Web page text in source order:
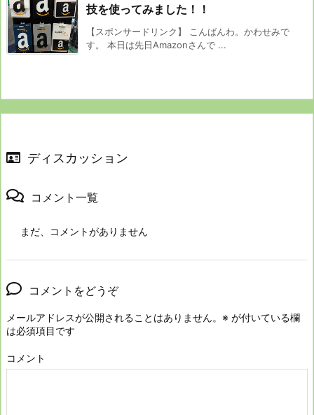
技を使ってみました！！
【スポンサードリンク】 こんばんわ。かわせみで
す。 本日は先日Amazonさんで ...
ディスカッション
コメント一覧
まだ、コメントがありません
コメントをどうぞ
メールアドレスが公開されることはありません。 ※ が付いている欄
は必須項目です
コメント